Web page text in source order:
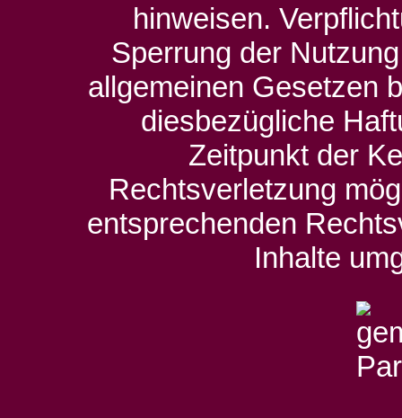
hinweisen.
Sperrung der
allgemeinen Gesetzen
diesbezügliche
Zeitpunkt der
Rechtsverletzung
entsprechenden
Inhalte